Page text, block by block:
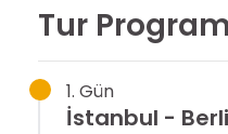
Tur
1. Gün
İstanbul -